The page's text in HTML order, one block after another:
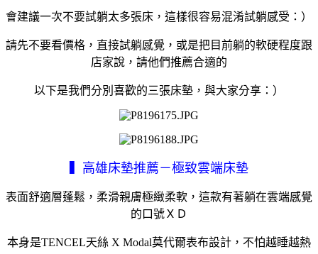
會建議一次不要試躺太多張床，這樣很容易混淆試躺感受：）
請先不要看價格，直接試躺感覺，或是把目前躺的軟硬程度跟
店家說，請他們推薦合適的
以下是我們分別喜歡的三張床墊，與大家分享：）
▍高雄床墊推薦－極致雲端床墊
表面舒適層蓬鬆，柔滑親膚極緻柔軟，這款有著躺在雲端感覺
的口號ＸＤ
本身是TENCEL天絲 X Modal莫代爾表布設計，不怕越睡越熱